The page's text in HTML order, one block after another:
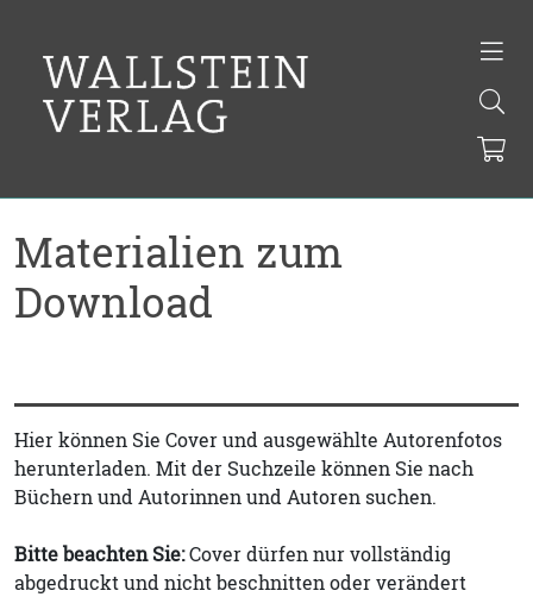
Materialien zum
Download
Hier können Sie Cover und ausgewählte Autorenfotos
herunterladen. Mit der Suchzeile können Sie nach
Büchern und Autorinnen und Autoren suchen.
Bitte beachten Sie:Cover dürfen nur vollständig
abgedruckt und nicht beschnitten oder verändert